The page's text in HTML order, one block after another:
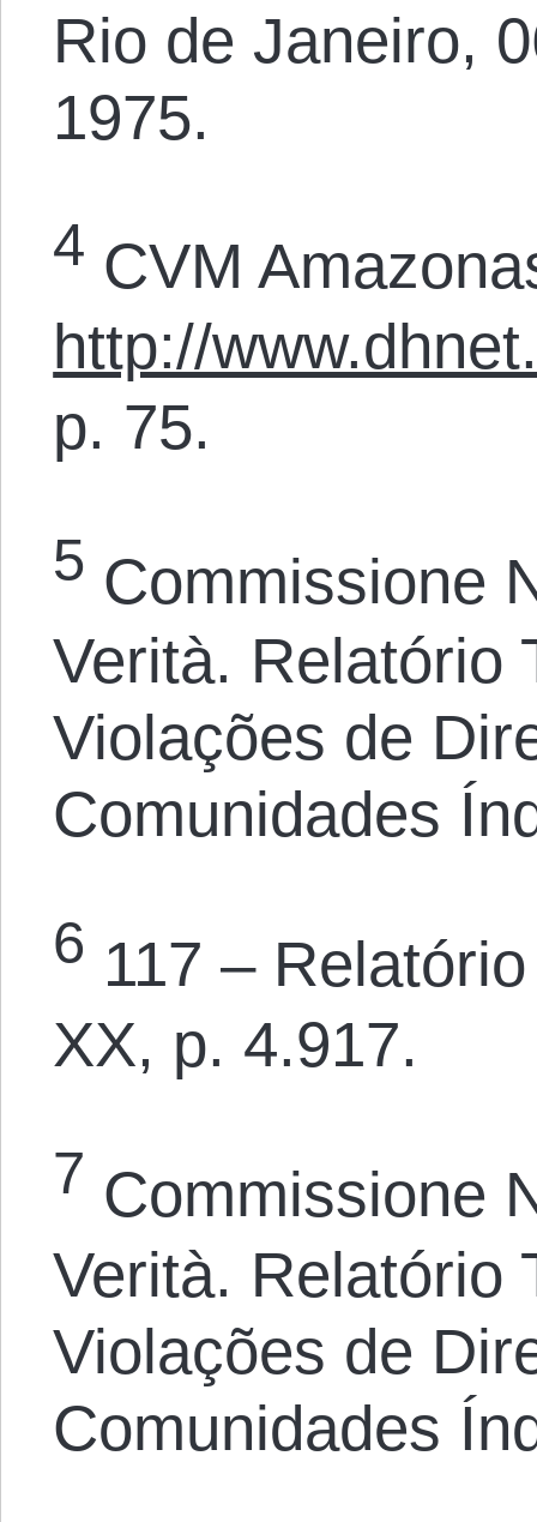
Rio de Janeiro,
1975.
4 CVM
http://
p. 75.
5 Commissione
Verità. Relatório
Violações de
Comunidades
6 117 –
XX, p. 4.917.
7 Commissione
Verità. Relatório
Violações de
Comunidades